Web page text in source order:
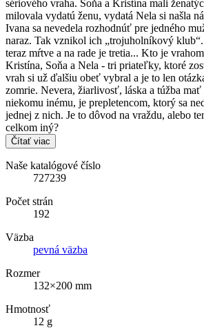
sériového vraha. Soňa a Kristína mali
milovala vydatú ženu, vydatá Nela si našla
Ivana sa nevedela rozhodnúť pre jedného
naraz. Tak vznikol ich „trojuholníkový
teraz mŕtve a na rade je tretia... Kto je
Kristína, Soňa a Nela - tri priateľky, ktoré
vrah si už ďalšiu obeť vybral a je to len
zomrie. Nevera, žiarlivosť, láska a túžba mať
niekomu inému, je prepletencom, ktorý sa
jednej z nich. Je to dôvod na vraždu, alebo
celkom iný?
Čítať viac
Naše katalógové číslo
727239
Počet strán
192
Väzba
pevná väzba
Rozmer
132×200 mm
Hmotnosť
12 g